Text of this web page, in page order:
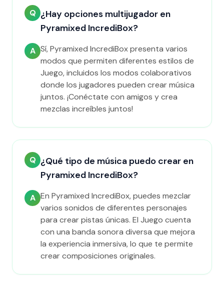
Q ¿Hay opciones multijugador en
Pyramixed IncrediBox?
A Sí, Pyramixed IncrediBox presenta varios
modos que permiten diferentes estilos de
Juego, incluidos los modos colaborativos
donde los jugadores pueden crear música
juntos. ¡Conéctate con amigos y crea
mezclas increíbles juntos!
Q ¿Qué tipo de música puedo crear en
Pyramixed IncrediBox?
A En Pyramixed IncrediBox, puedes mezclar
varios sonidos de diferentes personajes
para crear pistas únicas. El Juego cuenta
con una banda sonora diversa que mejora
la experiencia inmersiva, lo que te permite
crear composiciones originales.